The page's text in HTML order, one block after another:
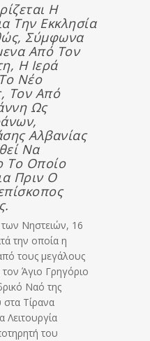
Η
Την Εκκλησία
Σύμφωνα
Από Τον
Η Ιερά
Νέο
Τον Από
Ως
Αλβανίας
Να
Το Οποίο
Πριν Ο
των Νηστειών, 16
την οποία η
τους μεγάλους
Άγιο Γρηγόριο
Ναό της
Τίρανα
Λειτουργία
του